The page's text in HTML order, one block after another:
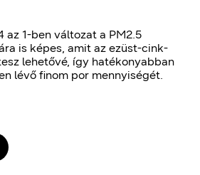
1-ben változat a PM2.5
is képes, amit az ezüst-cink-
lehetővé, így hatékonyabban
lévő finom por mennyiségét.